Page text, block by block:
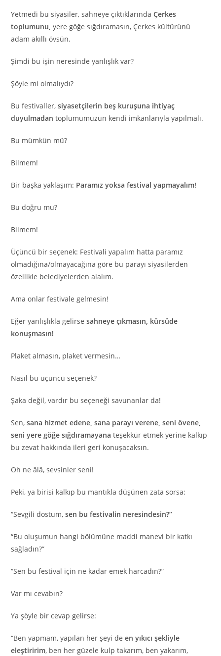
Yetmedi bu siyasiler, sahneye çıktıklarındaÇerkes
toplumunu, yere göğe sığdıramasın, Çerkes kültürünü
adam akıllı övsün.
Şimdi bu işin neresinde yanlışlık var?
Şöyle mi olmalıydı?
Bu festivaller,siyasetçilerin beş kuruşuna ihtiyaç
duyulmadan toplumumuzun kendi imkanlarıyla yapılmalı.
Bu mümkün mü?
Bilmem!
Bir başka yaklaşım: Paramız yoksa festival yapmayalım!
Bu doğru mu?
Bilmem!
Üçüncü bir seçenek: Festivali yapalım hatta paramız
olmadığına/olmayacağına göre bu parayı siyasilerden
özellikle belediyelerden alalım.
Ama onlar festivale gelmesin!
Eğer yanlışlıkla gelirsesahneye çıkmasın, kürsüde
konuşmasın!
Plaket almasın, plaket vermesin…
Nasıl bu üçüncü seçenek?
Şaka değil, vardır bu seçeneği savunanlar da!
Sen,sana hizmet edene, sana parayı verene, seni övene,
seni yere göğe sığdıramayana teşekkür etmek yerine kalkıp
bu zevat hakkında ileri geri konuşacaksın.
Oh ne âlâ, sevsinler seni!
Peki, ya birisi kalkıp bu mantıkla düşünen zata sorsa:
“Sevgili dostum,sen bu festivalin neresindesin?”
“Bu oluşumun hangi bölümüne maddi manevi bir katkı
sağladın?”
“Sen bu festival için ne kadar emek harcadın?”
Var mı cevabın?
Ya şöyle bir cevap gelirse:
“Ben yapmam, yapılan her şeyi deen yıkıcı şekliyle
eleştiririm, ben her güzele kulp takarım, ben yakarım,